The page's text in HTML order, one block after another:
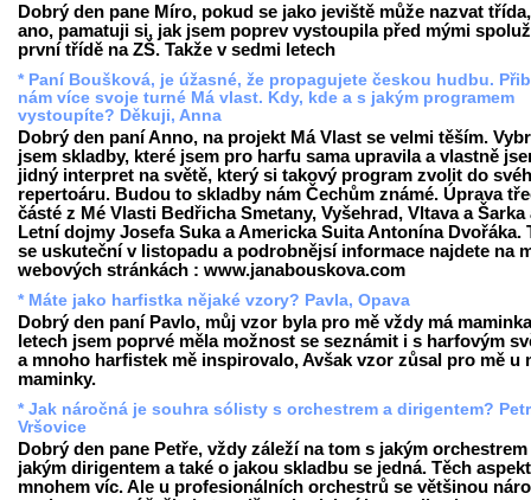
Dobrý den pane Míro, pokud se jako jeviště může nazvat
ano, pamatuji si, jak jsem poprev vystoupila před mými
první třídě na ZŠ. Takže v sedmi letech
* Paní Boušková, je úžasné, že propagujete českou hudbu.
nám více svoje turné Má vlast. Kdy, kde a s jakým programem
vystoupíte? Děkuji, Anna
Dobrý den paní Anno, na projekt Má Vlast se velmi těším.
jsem skladby, které jsem pro harfu sama upravila a vlastně
jidný interpret na světě, který si takový program zvolit do
repertoáru. Budou to skladby nám Čechům známé. Úprava
částé z Mé Vlasti Bedřicha Smetany, Vyšehrad, Vltava a Šarka
Letní dojmy Josefa Suka a Americka Suita Antonína Dvořáka.
se uskuteční v listopadu a podrobnějsí informace najdete na
webových stránkách : www.janabouskova.com
* Máte jako harfistka nějaké vzory? Pavla, Opava
Dobrý den paní Pavlo, můj vzor byla pro mě vždy má
letech jsem poprvé měla možnost se seznámit i s harfovým
a mnoho harfistek mě inspirovalo, Avšak vzor zůsal pro mě u
maminky.
* Jak náročná je souhra sólisty s orchestrem a dirigentem?
Vršovice
Dobrý den pane Petře, vždy záleží na tom s jakým orchestrem
jakým dirigentem a také o jakou skladbu se jedná. Těch
mnohem víc. Ale u profesionálních orchestrů se většinou